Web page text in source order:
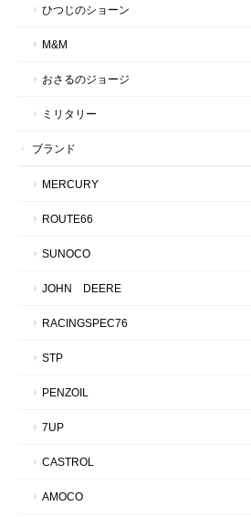
ひつじのショーン
M&M
おさるのジョージ
ミリタリー
ブランド
MERCURY
ROUTE66
SUNOCO
JOHN DEERE
RACINGSPEC76
STP
PENZOIL
7UP
CASTROL
AMOCO